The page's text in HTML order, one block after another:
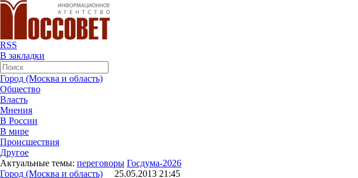
RSS
В закладки
Город (Москва и область)
Общество
Власть
Мнения
В России
В мире
Происшествия
Другое
Актуальные темы: переговоры Госдума-2026
Город (Москва и область) 25.05.2013 21:45